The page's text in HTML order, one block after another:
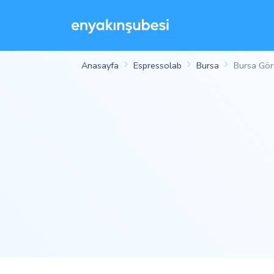
Anasayfa Espressolab Bursa Bursa